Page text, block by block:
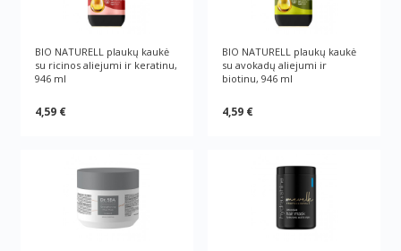
BIO NATURELL plaukų kaukė
su ricinos aliejumi ir keratinu,
946 ml
4,59 €
BIO NATURELL plaukų kaukė
su avokadų aliejumi ir
biotinu, 946 ml
4,59 €